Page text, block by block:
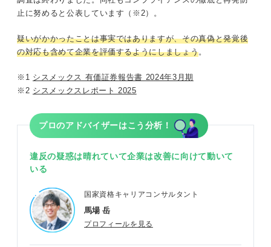
止に努めると公表しています（※2）。
疑いがかかったことは事実ではありますが、その真偽と発覚後
の対応も含めて企業を評価するようにしましょう。
※1 シスメックス 有価証券報告書 2024年3月期
※2 シスメックスレポート 2025
プロのアドバイザーはこう分析！
違反の疑惑は晴れていて企業は改善に向けて動いて
いる
国家資格キャリアコンサルタント
馬場 岳
プロフィールを見る